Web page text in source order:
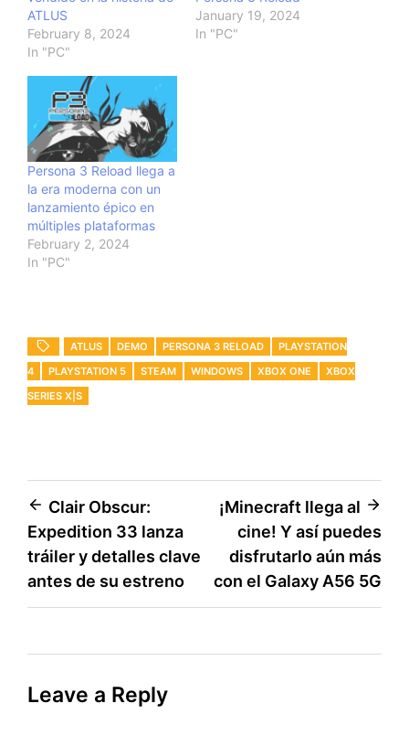
ATLUS
February 8, 2024
In "PC"
January 19, 2024
In "PC"
Persona 3 Reload llega a
la era moderna con un
lanzamiento épico en
múltiples plataformas
February 2, 2024
In "PC"
ATLUS DEMO PERSONA 3 RELOAD
PLAYSTATION
4
PLAYSTATION 5 STEAM WINDOWS XBOX ONE
XBOX
SERIES X|S
Post
navigation
Clair Obscur:
Expedition 33 lanza
tráiler y detalles clave
antes de su estreno
¡Minecraft llega al
cine! Y así puedes
disfrutarlo aún más
con el Galaxy A56 5G
Leave a Reply